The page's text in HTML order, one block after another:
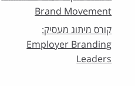
Brand Movement
קורס מיתוג מעסיק:
Employer Branding
Leaders